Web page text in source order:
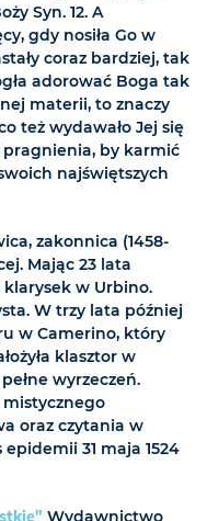
Syn. 12. A
gdy nosiła Go w
coraz bardziej, tak
adorować Boga tak
materii, to znaczy
też wydawało Jej się
pragnienia, by karmić
najświętszych
zakonnica (1458-
Mając 23 lata
w Urbino.
W trzy lata później
w Camerino, który
klasztor w
wyrzeczeń.
mistycznego
oraz czytania w
31 maja 1524
Wydawnictwo